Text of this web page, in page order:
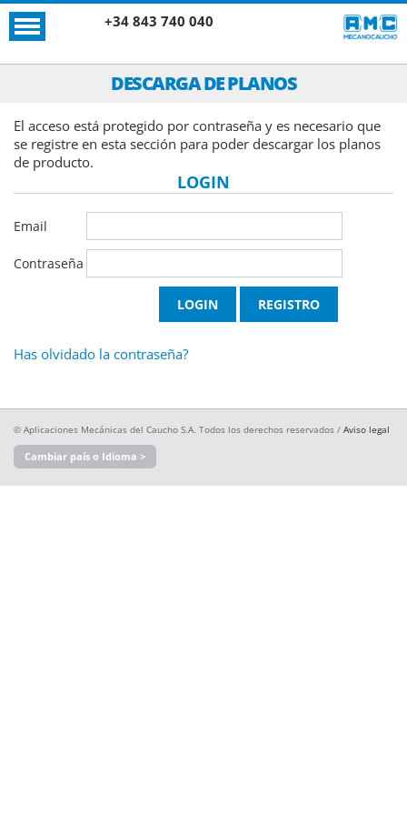
+34 843 740 040
DESCARGA DE PLANOS
El acceso está protegido por contraseña y es necesario que
se registre en esta sección para poder descargar los planos
de producto.
LOGIN
Email
Contraseña
Has olvidado la contraseña?
© Aplicaciones Mecánicas del Caucho S.A. Todos los derechos reservados / Aviso legal
Cambiar país o Idioma >